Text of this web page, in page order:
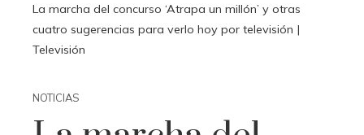
La marcha del concurso ‘Atrapa un millón’ y otras
cuatro sugerencias para verlo hoy por televisión |
Televisión
NOTICIAS